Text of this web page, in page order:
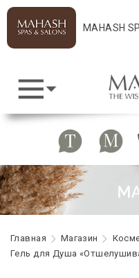
MAHASH
Главная Maгазин
Гель для Душа